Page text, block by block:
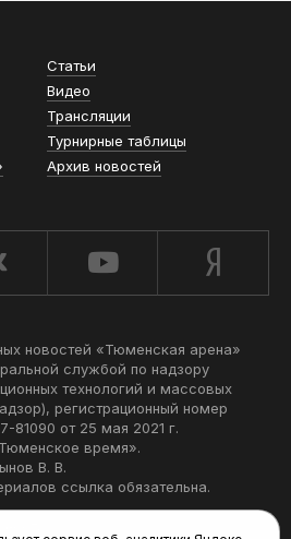
Статьи
Видео
Трансляции
Турнирные таблицы
Архив новостей
новостей «Тюменская арена»
службой по надзору
технологий и массовых
регистрационный номер
от 25 мая 2021 г.
время».
В. В.
ссылка обязательна.